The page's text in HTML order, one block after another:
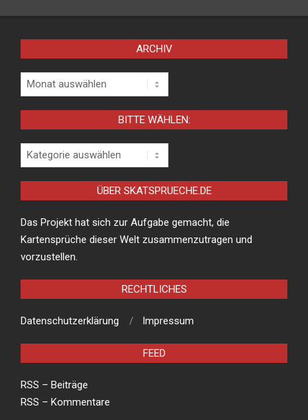
ARCHIV
Archiv
BITTE WÄHLEN:
Bitte
wählen:
ÜBER SKATSPRUECHE.DE
Das Projekt hat sich zur Aufgabe gemacht, die
Kartensprüche dieser Welt zusammenzutragen und
vorzustellen.
RECHTLICHES
Datenschutzerklärung Impressum
FEED
RSS – Beiträge
RSS – Kommentare